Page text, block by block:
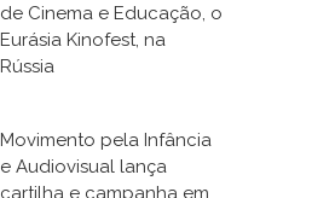
de Cinema e Educação, o
Eurásia Kinofest, na
Rússia
Movimento pela Infância
e Audiovisual lança
cartilha e campanha em